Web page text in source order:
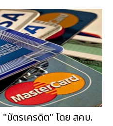
"บัตรเครดิต" โดย สคบ.